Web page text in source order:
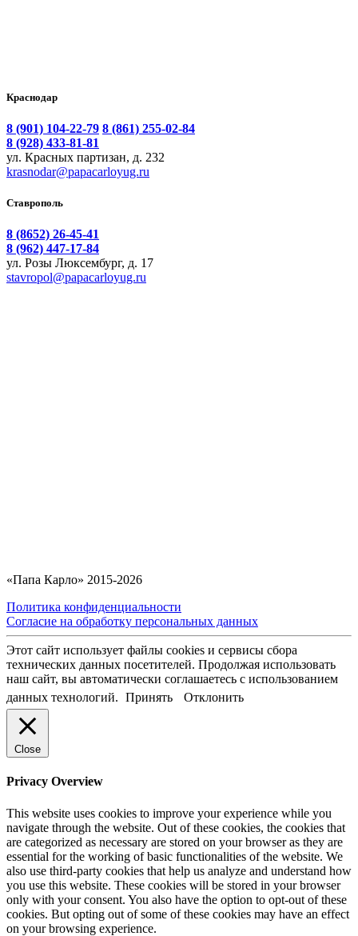
Краснодар
8 (901) 104-22-79 8 (861) 255-02-84
8 (928) 433-81-81
ул. Красных партизан, д. 232
krasnodar@papacarloyug.ru
Ставрополь
8 (8652) 26-45-41
8 (962) 447-17-84
ул. Розы Люксембург, д. 17
stavropol@papacarloyug.ru
«Папа Карло» 2015-2026
Политика конфиденциальности
Согласие на обработку персональных данных
Этот сайт использует файлы cookies и сервисы сбора
технических данных посетителей. Продолжая использовать
наш сайт, вы автоматически соглашаетесь с использованием
данных технологий. Принять Отклонить
Close
Privacy Overview
This website uses cookies to improve your experience while you
navigate through the website. Out of these cookies, the cookies that
are categorized as necessary are stored on your browser as they are
essential for the working of basic functionalities of the website. We
also use third-party cookies that help us analyze and understand how
you use this website. These cookies will be stored in your browser
only with your consent. You also have the option to opt-out of these
cookies. But opting out of some of these cookies may have an effect
on your browsing experience.